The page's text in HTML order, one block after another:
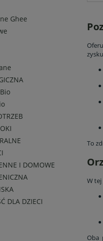
Ghee
I DOMOWE
DLA DZIECI
To
W
Oba